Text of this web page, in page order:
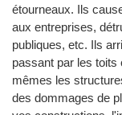
étourneaux. Ils
aux entreprises,
publiques, etc. Ils
passant par les toits
mêmes les
des dommages de